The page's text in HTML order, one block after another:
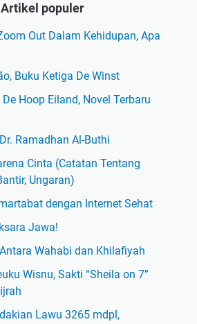
Artikel populer
Out Dalam Kehidupan, Apa
Buku Ketiga De Winst
Hoop Eiland, Novel Terbaru
Ramadhan Al-Buthi
Cinta (Catatan Tentang
Ungaran)
dengan Internet Sehat
Jawa!
Wahabi dan Khilafiyah
Wisnu, Sakti “Sheila on 7”
Lawu 3265 mdpl,